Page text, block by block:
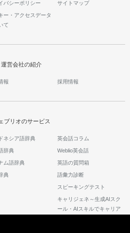
バシーポリシー サイトマップ
ー・アクセスデータ
て
運営会社の紹介
報 採用情報
ブリオのサービス
ネシア語辞典
辞典
ム語辞典
典
英会話コラム
Weblio英会話
英語の質問箱
語彙力診断
スピーキングテスト
キャリジェネ～生成AIスク
ール・AIスキルでキャリア